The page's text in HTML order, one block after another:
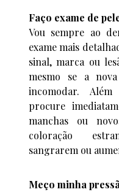
Faço exame de
Vou sempre ao
exame mais
sinal, marca ou
mesmo se a
incomodar.
procure
manchas ou
coloração
sangrarem ou
Meço minha